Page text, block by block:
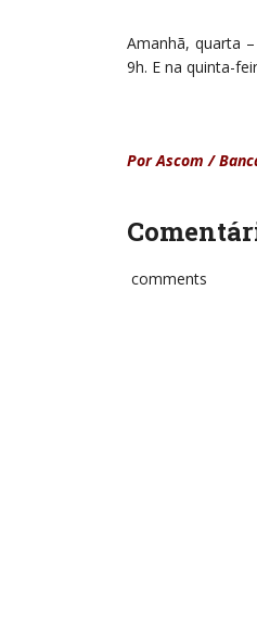
Amanhã, quarta
9h. E na quinta-
Por Ascom /
comments